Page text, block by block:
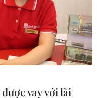
giao lưu tác giả-bạn
(Ảnh chỉ mang tính minh
vay với lãi